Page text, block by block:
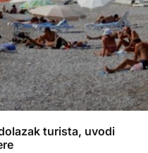
turista, uvodi